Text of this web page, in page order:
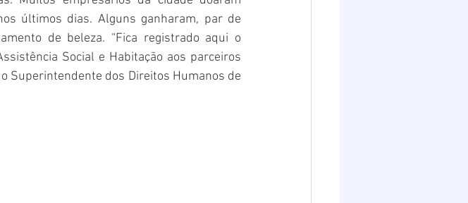
últimos dias. Alguns ganharam, par de
de beleza. “Fica registrado aqui o
Social e Habitação aos parceiros
Superintendente dos Direitos Humanos de